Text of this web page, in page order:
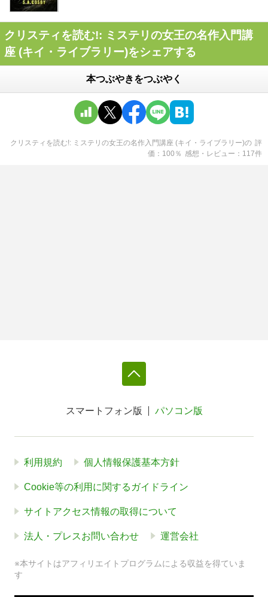
クリスティを読む!: ミステリの女王の名作入門講
座 (キイ・ライブラリー)をシェアする
本つぶやきをつぶやく
クリスティを読む!: ミステリの女王の名作入門講座 (キイ・ライブラリー)の 評
価
100 ％ 感想・レビュー 117件
スマートフォン版 パソコン版
利用規約 個人情報保護基本方針
Cookie等の利用に関するガイドライン
サイトアクセス情報の取得について
法人・プレスお問い合わせ 運営会社
※本サイトはアフィリエイトプログラムによる収益を得ていま
す